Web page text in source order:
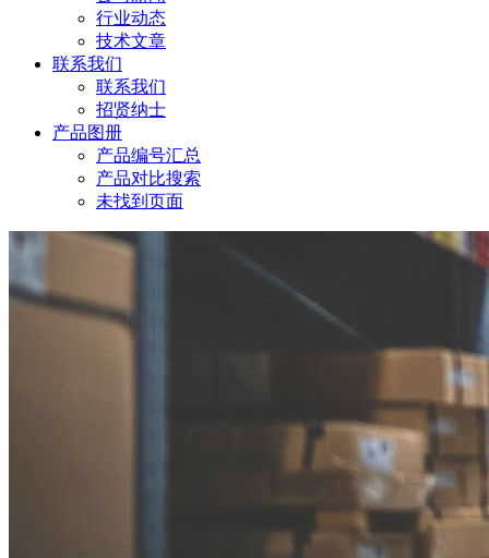
行业动态
技术文章
联系我们
联系我们
招贤纳士
产品图册
产品编号汇总
产品对比搜索
未找到页面